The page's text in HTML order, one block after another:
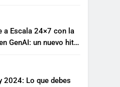
a Escala 24×7 con la
GenAI: un nuevo hito
2024: Lo que debes